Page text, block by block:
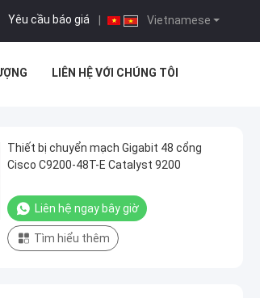
Vietnamese
Yêu cầu báo giá
LIÊN HỆ VỚI CHÚNG TÔI
Thiết bị chuyển mạch Gigabit 48 cổng
Cisco C9200-48T-E Catalyst 9200
Liên hệ ngay bây giờ
Tìm hiểu thêm